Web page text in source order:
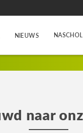
NIEUWS
naar